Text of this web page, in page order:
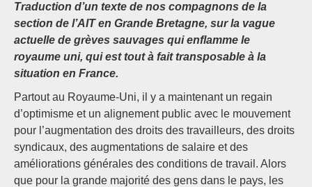
Traduction d’un texte de nos compagnons de la
section de l’AIT en Grande Bretagne, sur la vague
actuelle de grèves sauvages qui enflamme le
royaume uni, qui est tout à fait transposable à la
situation en France.
Partout au Royaume-Uni, il y a maintenant un regain
d’optimisme et un alignement public avec le mouvement
pour l’augmentation des droits des travailleurs, des droits
syndicaux, des augmentations de salaire et des
améliorations générales des conditions de travail. Alors
que pour la grande majorité des gens dans le pays, les